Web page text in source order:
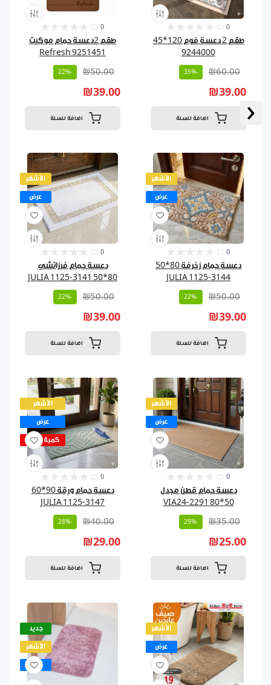
‹
0
طقم 2دعسة حمام موكيت
Refresh 9251451
₪50.00
-22%
₪39.00
اضافة للسلة
0
طقم 2 دعسة فوم 120*45
9244000
₪60.00
-35%
₪39.00
اضافة للسلة
الأشهر
عرض
0
دعسة حمام فرزاتشي
80*50 JULIA 1125-3141
₪50.00
-22%
₪39.00
اضافة للسلة
الأشهر
عرض
0
دعسة حمام زخرفة 80*50
JULIA 1125-3144
₪50.00
-22%
₪39.00
اضافة للسلة
الأشهر
عرض
كمية قليلة
0
دعسة حمام ورقة 90*60
JULIA 1125-3147
₪40.00
-28%
₪29.00
اضافة للسلة
الأشهر
عرض
0
دعسة حمام قطن مجدل
50*80 VIA24-2291
₪35.00
-29%
₪25.00
اضافة للسلة
جديد
الأشهر
عرض
الأشهر
عرض